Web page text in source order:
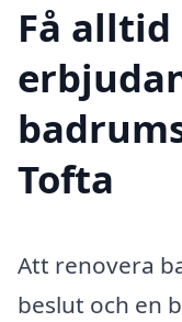
Få
Tofta
Att renovera
beslut och en